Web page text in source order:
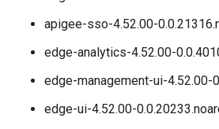
apigee-sso-4.52.00-
edge-analytics-4.52.00-
edge-management-ui-4.52.00-
edge-ui-4.52.00-